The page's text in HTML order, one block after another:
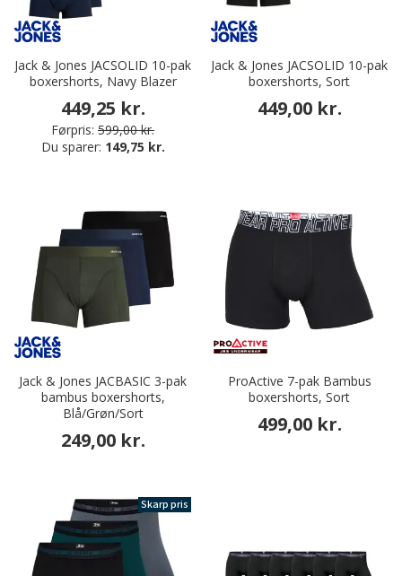
Jack & Jones JACSOLID 10-pak
boxershorts, Navy Blazer
449,25 kr.
Førpris: 599,00 kr.
Du sparer: 149,75 kr.
Jack & Jones JACSOLID 10-pak
boxershorts, Sort
449,00 kr.
Jack & Jones JACBASIC 3-pak
bambus boxershorts,
Blå/Grøn/Sort
249,00 kr.
ProActive 7-pak Bambus
boxershorts, Sort
499,00 kr.
Skarp pris